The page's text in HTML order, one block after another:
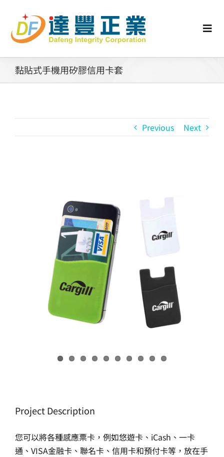
content
認識矽膠
矽膠客製
生產製造
選購指南
公司介紹
黏貼式手機用矽膠信用卡套
Previous Next
Project Description
您可以將各種感應票卡，例如悠遊卡、iCash、一卡
通、VISA金融卡、聯名卡、信用卡和預付卡等，放在手